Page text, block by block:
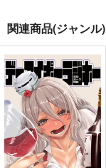
関連商品(ジャンル)